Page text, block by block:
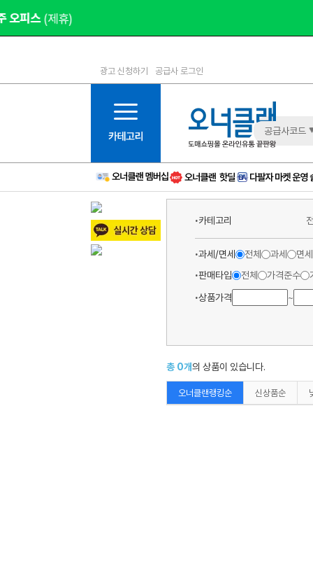
1등급
6등급
11등급
12등급
15등급
16등급
17등급
신규
주의
광고 신청하기 공급사 로그인
공급사코드
카테고리
과세/면세 전체 과세
면세
판매타입
전체 가격준수
상품가격
~
총 0개의 상품이 있습니다.
오너클랜랭킹순 신상품순